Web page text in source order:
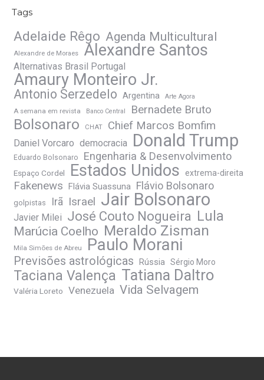
Tags
Adelaide Rêgo Agenda Multicultural
Alexandre de Moraes Alexandre Santos
Alternativas Brasil Portugal
Amaury Monteiro Jr.
Antonio Serzedelo Argentina Arte Agora
A semana em revista Banco Central Bernadete Bruto
Bolsonaro CHAT Chief Marcos Bomfim
Daniel Vorcaro democracia Donald Trump
Eduardo Bolsonaro Engenharia & Desenvolvimento
Espaço Cordel Estados Unidos extrema-direita
Fakenews Flávia Suassuna Flávio Bolsonaro
golpistas Irã Israel Jair Bolsonaro
Javier Milei José Couto Nogueira Lula
Marúcia Coelho Meraldo Zisman
Mila Simões de Abreu Paulo Morani
Previsões astrológicas Rússia Sérgio Moro
Taciana Valença Tatiana Daltro
Valéria Loreto Venezuela Vida Selvagem